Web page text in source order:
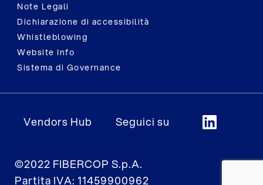
Note Legali
Dichiarazione di accessibilità
Whistleblowing
Website Info
Sistema di Governance
Vendors Hub Seguici su
©2022 FIBERCOP S.p.A.
Partita IVA: 11459900962